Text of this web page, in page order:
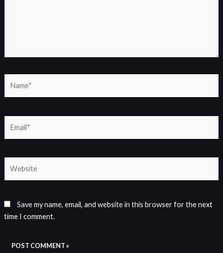
Save my name, email, and website in this browser for the next
time I comment.